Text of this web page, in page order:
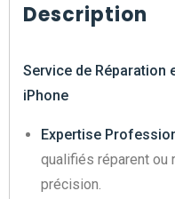
Description
Service de Réparation
iPhone
Expertise
qualifiés réparent ou
précision.